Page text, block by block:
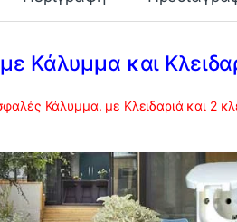
Κάλυμμα και
Κάλυμμα. με Κλειδαριά και 2